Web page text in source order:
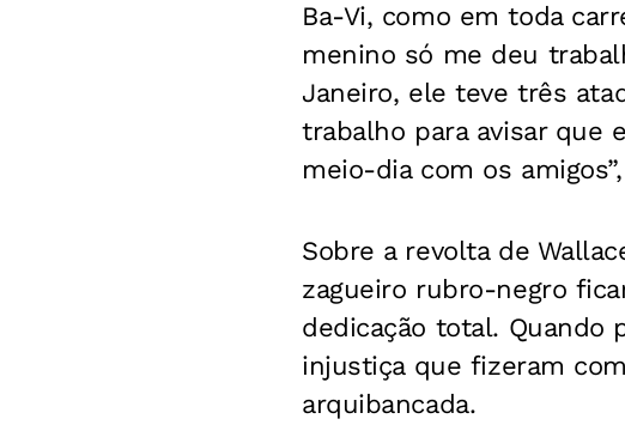
Ba-Vi, como em toda
menino só me deu
Janeiro, ele teve três
trabalho para avisar que
meio-dia com os
Sobre a revolta de
zagueiro rubro-negro
dedicação total. Quando
injustiça que fizeram
arquibancada.